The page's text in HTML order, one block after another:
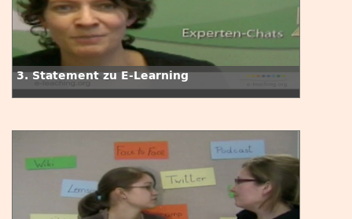
3. Statement zu E-Learning